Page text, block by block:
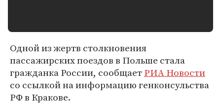
Одной из жертв столкновения
пассажирских поездов в Польше стала
гражданка России, сообщаетРИА Новости
со ссылкой на информацию генконсульства
РФ в Кракове.